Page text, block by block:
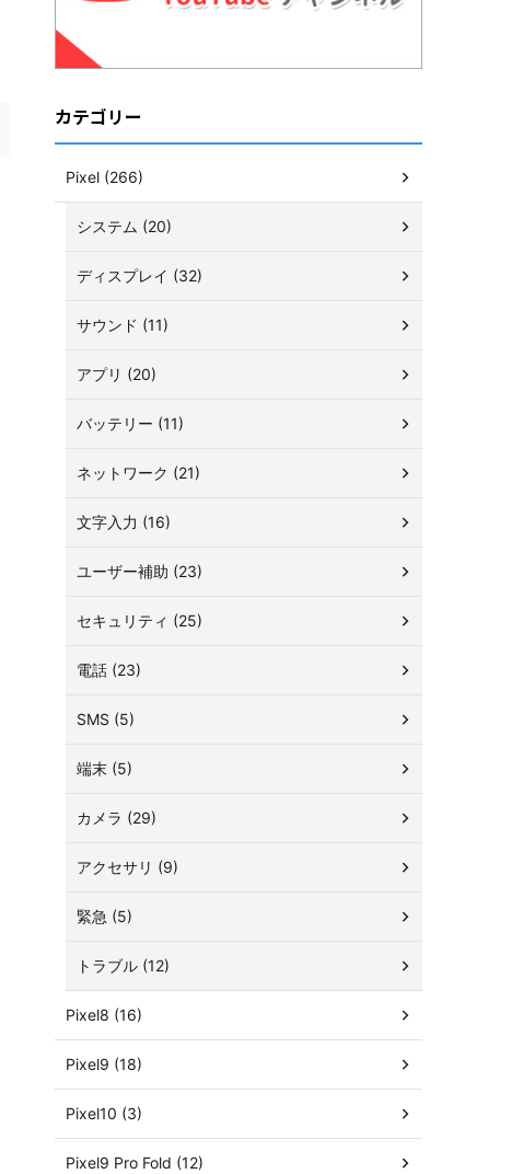
カテゴリー
Pixel (266)
システム (20)
ディスプレイ (32)
サウンド (11)
アプリ (20)
バッテリー (11)
ネットワーク (21)
文字入力 (16)
ユーザー補助 (23)
セキュリティ (25)
電話 (23)
SMS (5)
端末 (5)
カメラ (29)
アクセサリ (9)
緊急 (5)
トラブル (12)
Pixel8 (16)
Pixel9 (18)
Pixel10 (3)
Pixel9 Pro Fold (12)